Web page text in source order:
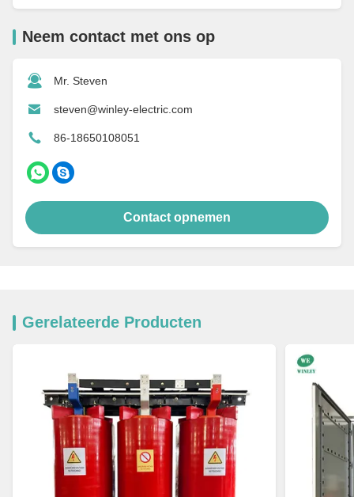
Neem contact met ons op
Mr. Steven
steven@winley-electric.com
86-18650108051
Contact opnemen
Gerelateerde Producten